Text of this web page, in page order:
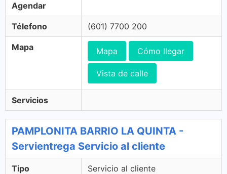
Agendar
Télefono (601) 7700 200
Mapa Mapa Cómo llegar
Vista de calle
Servicios
PAMPLONITA BARRIO LA QUINTA -
Servientrega Servicio al cliente
Tipo Servicio al cliente